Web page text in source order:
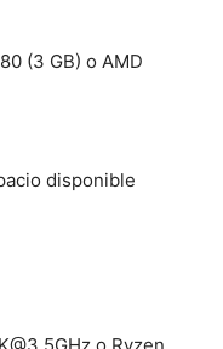
(3 GB) o AMD
disponible